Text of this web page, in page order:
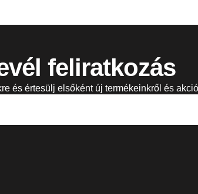
feliratkozás
és értesülj elsőként új termékeinkről és